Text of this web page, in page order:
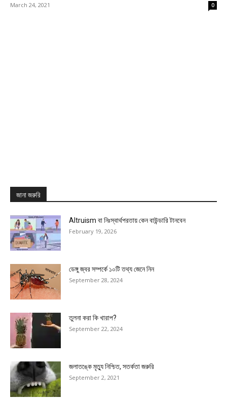
March 24, 2021 0
জানা জরুরি
Altruism বা নিঃস্বার্থপরতায় কেন বাউন্ডারি টানবেন
February 19, 2026
ডেঙ্গু জ্বর সম্পর্কে ১০টি তথ্য জেনে নিন
September 28, 2024
তুলনা করা কি খারাপ?
September 22, 2024
জলাতঙ্কে মৃত্যু নিশ্চিত, সতর্কতা জরুরি
September 2, 2021